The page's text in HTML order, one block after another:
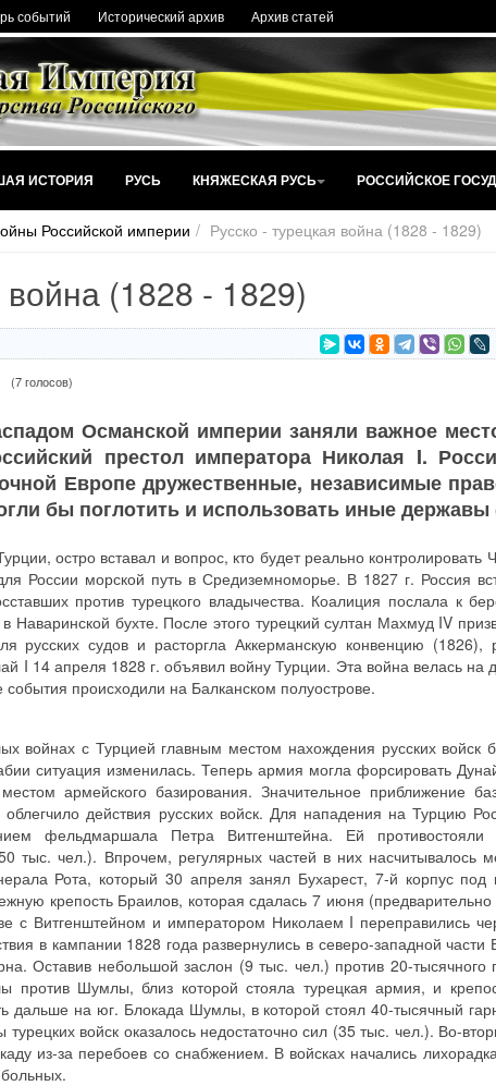
событий Исторический архив Архив статей
ИСТОРИЯ РУСЬ КНЯЖЕСКАЯ РУСЬ РОССИЙСКОЕ
Российской империи Русско - турецкая война (1828 - 1829)
война (1828 - 1829)
(7 голосов)
Османской империи заняли важное
престол императора Николая I.
Европе дружественные, независимые
бы поглотить и использовать иные державы
остро вставал и вопрос, кто будет реально
России морской путь в Средиземноморье. В 1827 г. Россия
против турецкого владычества. Коалиция послала к
Наваринской бухте. После этого турецкий султан Махмуд IV
русских судов и расторгла Аккерманскую конвенцию (1826),
I 14 апреля 1828 г. объявил войну Турции. Эта война велась на
происходили на Балканском полуострове.
войнах с Турцией главным местом нахождения русских
ситуация изменилась. Теперь армия могла форсировать
армейского базирования. Значительное приближение
действия русских войск. Для нападения на Турцию
фельдмаршала Петра Витгенштейна. Ей
тыс. чел.). Впрочем, регулярных частей в них
Рота, который 30 апреля занял Бухарест, 7-й корпус под
крепость Браилов, которая сдалась 7 июня
с Витгенштейном и императором Николаем I переправились
в кампании 1828 года развернулись в северо-западной части
Оставив небольшой заслон (9 тыс. чел.) против 20-тысячного
против Шумлы, близ которой стояла турецкая армия, и
дальше на юг. Блокада Шумлы, в которой стоял 40-тысячный
турецких войск оказалось недостаточно сил (35 тыс. чел.). Во-
из-за перебоев со снабжением. В войсках начались